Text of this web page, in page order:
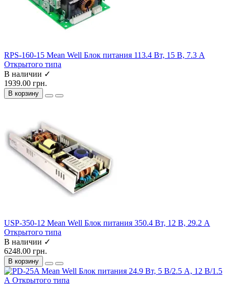
RPS-160-15 Mean Well Блок питания 113.4 Вт, 15 В, 7.3 А
Открытого типа
В наличии ✓
1939.00 грн.
В корзину
USP-350-12 Mean Well Блок питания 350.4 Вт, 12 В, 29.2 А
Открытого типа
В наличии ✓
6248.00 грн.
В корзину